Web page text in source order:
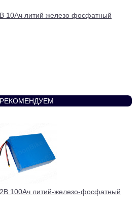
10Ач литий железо фосфатный
РЕКОМЕНДУЕМ
100Ач литий-железо-фосфатный